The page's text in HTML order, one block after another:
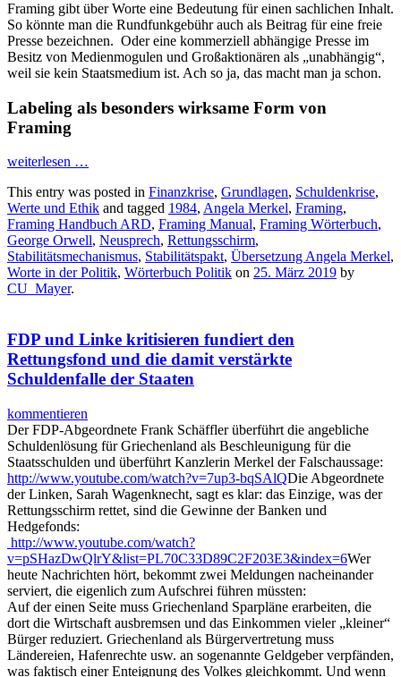
Framing gibt über Worte eine Bedeutung für einen sachlichen Inhalt.
So könnte man die Rundfunkgebühr auch als Beitrag für eine freie
Presse bezeichnen. Oder eine kommerziell abhängige Presse im
Besitz von Medienmogulen und Großaktionären als „unabhängig“,
weil sie kein Staatsmedium ist. Ach so ja, das macht man ja schon.
Labeling als besonders wirksame Form von
Framing
weiterlesen …
This entry was posted in Finanzkrise, Grundlagen, Schuldenkrise,
Werte und Ethik and tagged 1984, Angela Merkel, Framing,
Framing Handbuch ARD, Framing Manual, Framing Wörterbuch,
George Orwell, Neusprech, Rettungsschirm,
Stabilitätsmechanismus, Stabilitätspakt, Übersetzung Angela Merkel,
Worte in der Politik, Wörterbuch Politik on 25. März 2019 by
CU_Mayer.
FDP und Linke kritisieren fundiert den
Rettungsfond und die damit verstärkte
Schuldenfalle der Staaten
kommentieren
Der FDP-Abgeordnete Frank Schäffler überführt die angebliche
Schuldenlösung für Griechenland als Beschleunigung für die
Staatsschulden und überführt Kanzlerin Merkel der Falschaussage:
http://www.youtube.com/watch?v=7up3-bqSAlQDie Abgeordnete
der Linken, Sarah Wagenknecht, sagt es klar: das Einzige, was der
Rettungsschirm rettet, sind die Gewinne der Banken und
Hedgefonds:
http://www.youtube.com/watch?
v=pSHazDwQlrY&list=PL70C33D89C2F203E3&index=6Wer
heute Nachrichten hört, bekommt zwei Meldungen nacheinander
serviert, die eigenlich zum Aufschrei führen müssten:
Auf der einen Seite muss Griechenland Sparpläne erarbeiten, die
dort die Wirtschaft ausbremsen und das Einkommen vieler „kleiner“
Bürger reduziert. Griechenland als Bürgervertretung muss
Ländereien, Hafenrechte usw. an sogenannte Geldgeber verpfänden,
was faktisch einer Enteignung des Volkes gleichkommt. Und wenn